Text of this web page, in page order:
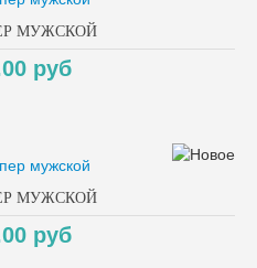
МУЖСКОЙ
руб
МУЖСКОЙ
руб